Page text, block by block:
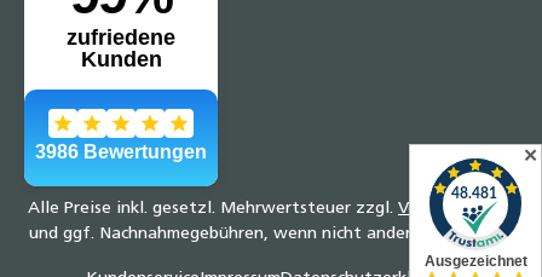
Alle Preise inkl. gesetzl. Mehrwertsteuer zzgl. Versandkosten
und ggf. Nachnahmegebühren, wenn nicht anders angegeben.
✕